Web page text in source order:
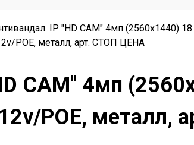
IP "HD CAM" 4мп (2560х1440)
РОЕ, металл, арт. СТОП ЦЕНА
CAM" 4мп
РОЕ, металл,